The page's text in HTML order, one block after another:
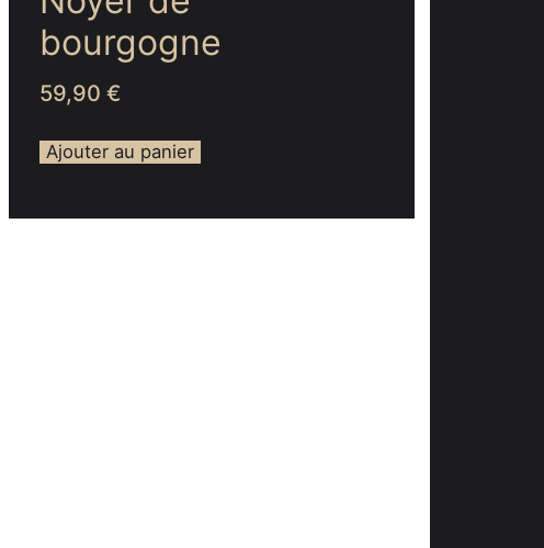
bourgogne
59,90 €
Ajouter au panier